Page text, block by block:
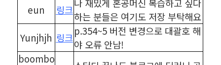
eun 링크
나 재밌게 혼공머신 복습하고 싶다
하는 분들은 여기도 저장 부탁해요
Yunjhjh 링크
p.354~5 버전 변경으로 대괄호 해
야 오류 안남!
boombo